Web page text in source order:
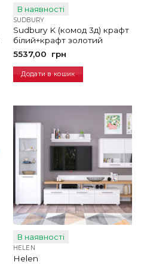
В наявності
SUDBURY
Sudbury K (комод 3д) крафт
білий+крафт золотий
5537,00
грн
Додати в кошик
В наявності
HELEN
Helen